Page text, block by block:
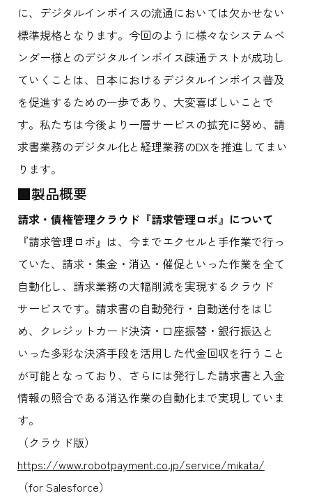
に、デジタルインボイスの流通においては欠かせない
標準規格となります。今回のように様々なシステムベ
ンダー様とのデジタルインボイス疎通テストが成功し
ていくことは、日本におけるデジタルインボイス普及
を促進するための一歩であり、大変喜ばしいことで
す。私たちは今後より一層サービスの拡充に努め、請
求書業務のデジタル化と経理業務のDXを推進してまい
ります。
■製品概要
請求・債権管理クラウド『請求管理ロボ』について
『請求管理ロボ』は、今までエクセルと手作業で行っ
ていた、請求・集金・消込・催促といった作業を全て
自動化し、請求業務の大幅削減を実現するクラウド
サービスです。請求書の自動発行・自動送付をはじ
め、クレジットカード決済・口座振替・銀行振込と
いった多彩な決済手段を活用した代金回収を行うこと
が可能となっており、さらには発行した請求書と入金
情報の照合である消込作業の自動化まで実現していま
す。
（クラウド版）
https://www.robotpayment.co.jp/service/mikata/
（for Salesforce）